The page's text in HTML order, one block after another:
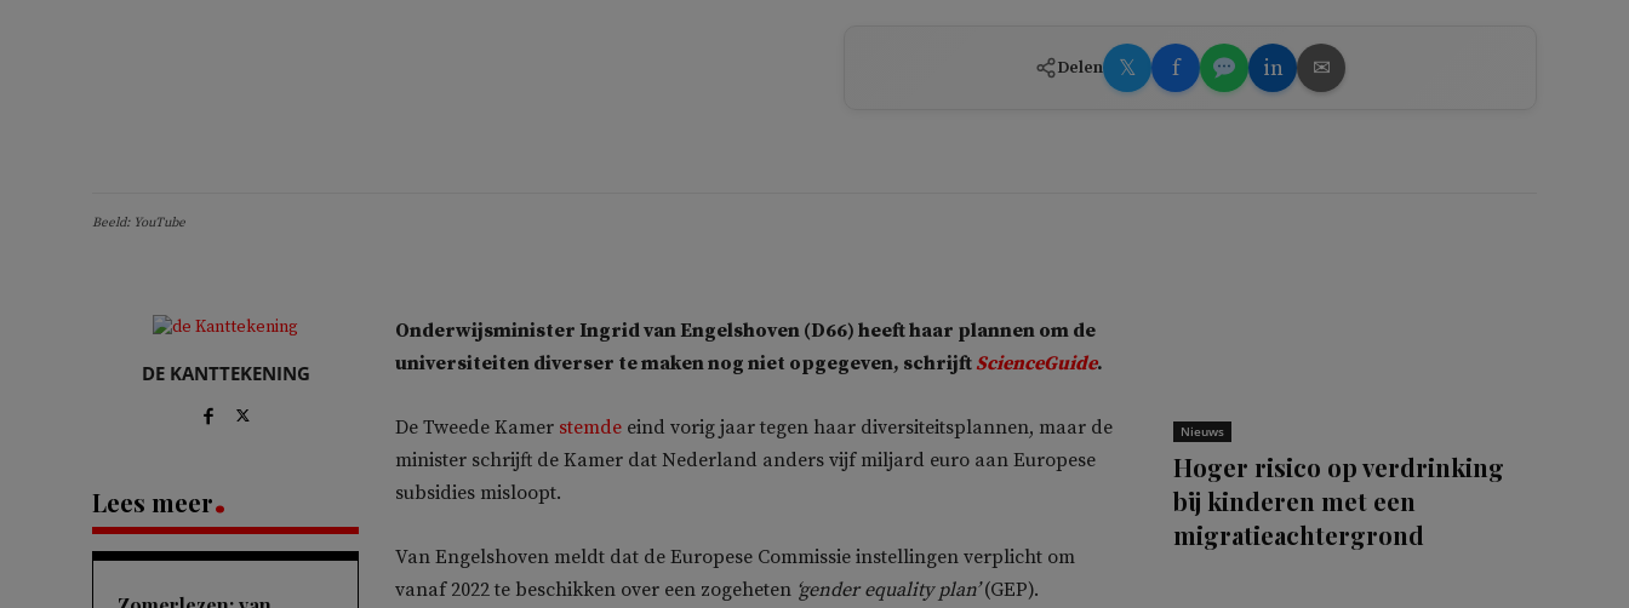
Delen 𝕏 f in ✉
Beeld: YouTube
DE KANTTEKENING
Lees meer
Onderwijsminister Ingrid van Engelshoven (D66) heeft haar plannen om de
universiteiten diverser te maken nog niet opgegeven, schrijft ScienceGuide.
De Tweede Kamer stemde eind vorig jaar tegen haar diversiteitsplannen, maar de
minister schrijft de Kamer dat Nederland anders vijf miljard euro aan Europese
subsidies misloopt.
Van Engelshoven meldt dat de Europese Commissie instellingen verplicht om
vanaf 2022 te beschikken over een zogeheten ‘gender equality plan’(GEP).
Nieuws
Hoger risico op verdrinking
bij kinderen met een
migratieachtergrond